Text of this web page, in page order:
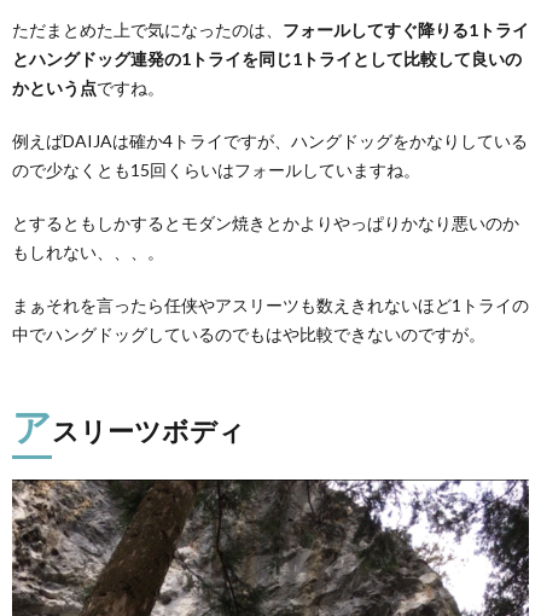
ただまとめた上で気になったのは、 フォールしてすぐ降りる1トライ
とハングドッグ連発の1トライを同じ1トライとして比較して良いの
かという点ですね。
例えばDAIJAは確か4トライですが、ハングドッグをかなりしている
ので少なくとも15回くらいはフォールしていますね。
とするともしかするとモダン焼きとかよりやっぱりかなり悪いのか
もしれない、、、。
まぁそれを言ったら任侠やアスリーツも数えきれないほど1トライの
中でハングドッグしているのでもはや比較できないのですが。
アスリーツボディ